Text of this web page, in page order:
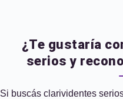
¿Te gustaría
serios y
Si buscás clarividentes